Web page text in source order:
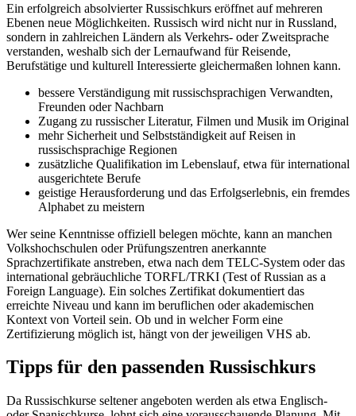
Ein erfolgreich absolvierter Russischkurs eröffnet auf mehreren
Ebenen neue Möglichkeiten. Russisch wird nicht nur in Russland,
sondern in zahlreichen Ländern als Verkehrs- oder Zweitsprache
verstanden, weshalb sich der Lernaufwand für Reisende,
Berufstätige und kulturell Interessierte gleichermaßen lohnen kann.
bessere Verständigung mit russischsprachigen Verwandten,
Freunden oder Nachbarn
Zugang zu russischer Literatur, Filmen und Musik im Original
mehr Sicherheit und Selbstständigkeit auf Reisen in
russischsprachige Regionen
zusätzliche Qualifikation im Lebenslauf, etwa für international
ausgerichtete Berufe
geistige Herausforderung und das Erfolgserlebnis, ein fremdes
Alphabet zu meistern
Wer seine Kenntnisse offiziell belegen möchte, kann an manchen
Volkshochschulen oder Prüfungszentren anerkannte
Sprachzertifikate anstreben, etwa nach dem TELC-System oder das
international gebräuchliche TORFL/TRKI (Test of Russian as a
Foreign Language). Ein solches Zertifikat dokumentiert das
erreichte Niveau und kann im beruflichen oder akademischen
Kontext von Vorteil sein. Ob und in welcher Form eine
Zertifizierung möglich ist, hängt von der jeweiligen VHS ab.
Tipps für den passenden Russischkurs
Da Russischkurse seltener angeboten werden als etwa Englisch-